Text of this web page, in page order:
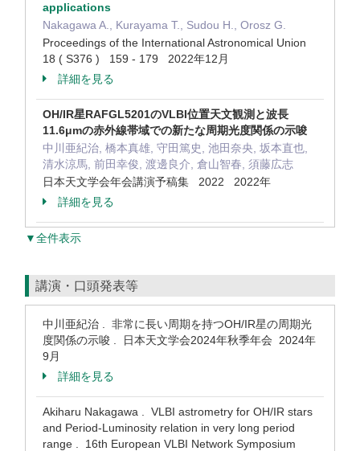
applications
Nakagawa A., Kurayama T., Sudou H., Orosz G.
Proceedings of the International Astronomical Union
18 ( S376 ) 159 - 179 2022年12月
詳細を見る
OH/IR星RAFGL5201のVLBI位置天文観測と波長
11.6μmの赤外線帯域での新たな周期光度関係の示唆
中川亜紀治, 橋本真雄, 守田篤史, 池田奈央, 坂本直也,
清水涼馬, 前田幸俊, 渡邊良介, 倉山智春, 須藤広志
日本天文学会年会講演予稿集 2022 2022年
詳細を見る
▼全件表示
講演・口頭発表等
中川亜紀治 . 非常に長い周期を持つOH/IR星の周期光
度関係の示唆 . 日本天文学会2024年秋季年会 2024年
9月
詳細を見る
Akiharu Nakagawa . VLBI astrometry for OH/IR stars
and Period-Luminosity relation in very long period
range . 16th European VLBI Network Symposium